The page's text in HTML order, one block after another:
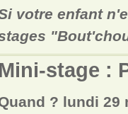
votre enfant
Mini-stage :
? lundi 29